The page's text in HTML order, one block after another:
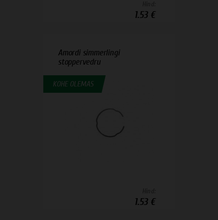
1.53 €
Amordi simmerlingi
stoppervedru
KOHE OLEMAS
1.53 €